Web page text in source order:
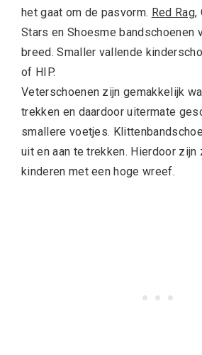
het gaat om de pasvorm. Red Rag,
Stars en Shoesme bandschoenen
breed. Smaller vallende
of HIP.
Veterschoenen zijn gemakkelijk
trekken en daardoor uitermate
smallere voetjes.
uit en aan te trekken. Hierdoor zijn
kinderen met een hoge wreef.